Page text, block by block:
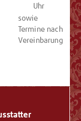
Uhr
sowie
Termine nach
Vereinbarung